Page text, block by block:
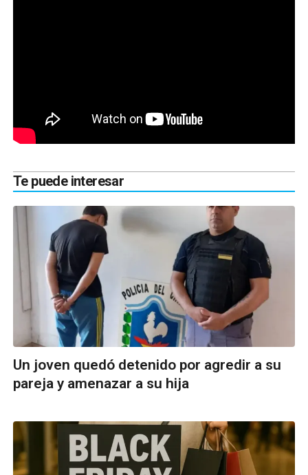
Te puede interesar
Un joven quedó detenido por agredir a su
pareja y amenazar a su hija